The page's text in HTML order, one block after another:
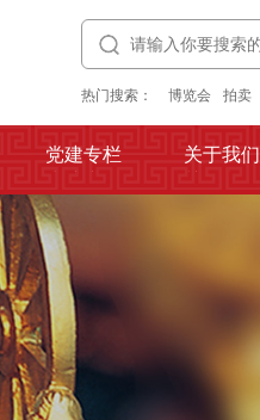
热门搜索： 博览会 拍卖
党建专栏
关于我们